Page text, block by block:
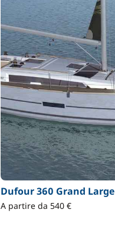
Dufour 360 Grand Large
A partire da 540 €